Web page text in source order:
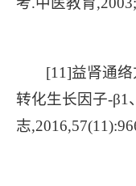
[11]益肾通
转化生长因子-β1
志